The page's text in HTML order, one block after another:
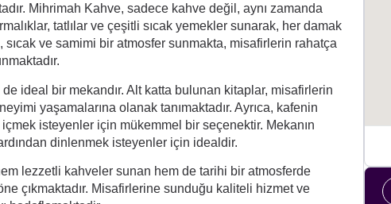
Mihrimah Kahve, sadece kahve değil, aynı zamanda
tatlılar ve çeşitli sıcak yemekler sunarak, her damak
sıcak ve samimi bir atmosfer sunmakta, misafirlerin rahatça
ideal bir mekandır. Alt katta bulunan kitaplar, misafirlerin
yaşamalarına olanak tanımaktadır. Ayrıca, kafenin
isteyenler için mükemmel bir seçenektir. Mekanın
dinlenmek isteyenler için idealdir.
lezzetli kahveler sunan hem de tarihi bir atmosferde
çıkmaktadır. Misafirlerine sunduğu kaliteli hizmet ve